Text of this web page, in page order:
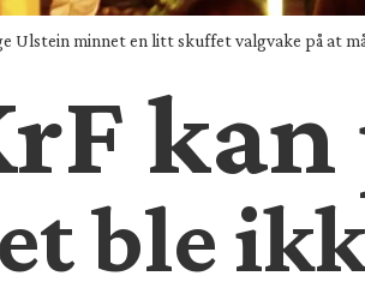
Ulstein minnet en litt skuffet valgvake på at
ble